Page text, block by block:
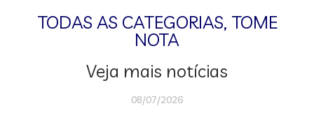
TODAS AS CATEGORIAS, TOME
NOTA
Veja mais notícias
08/07/2026